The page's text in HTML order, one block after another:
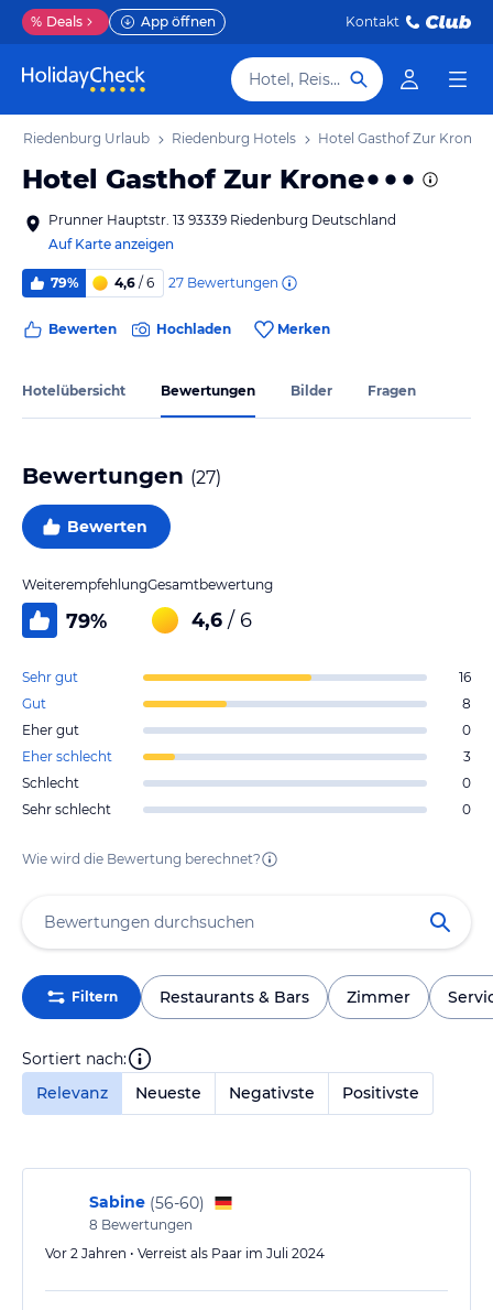
% Deals App öffnen Kontakt
Hotel, Reiseziel
Riedenburg Urlaub Riedenburg Hotels Hotel Gasthof Zur Krone
Hotel Gasthof Zur Krone
Prunner Hauptstr. 13 93339 Riedenburg Deutschland
Auf Karte anzeigen
79% 4,6 / 6 27 Bewertungen
Bewerten Hochladen Merken
Hotelübersicht Bewertungen Bilder Fragen
Bewertungen (27)
Bewerten
Weiterempfehlung
79%
Gesamtbewertung
4,6 / 6
Sehr gut
16
Gut
8
Eher gut
0
Eher schlecht
3
Schlecht
0
Sehr schlecht
0
Wie wird die Bewertung berechnet?
Filtern Restaurants & Bars Zimmer
Sortiert nach:
Relevanz
Neueste Negativste Positivste
Sabine (56-60)
8 Bewertungen
Vor 2 Jahren • Verreist als Paar im Juli 2024